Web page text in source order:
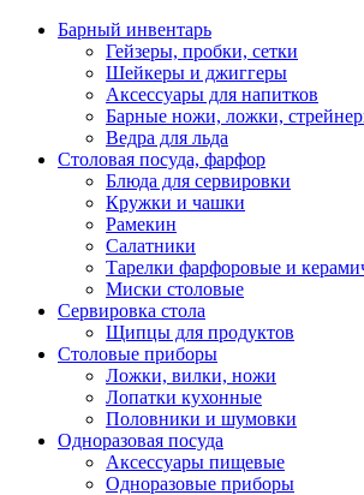
Барный инвентарь
Гейзеры, пробки, сетки
Шейкеры и джиггеры
Аксессуары для напитков
Барные ножи, ложки,
Ведра для льда
Столовая посуда, фарфор
Блюда для сервировки
Кружки и чашки
Рамекин
Салатники
Тарелки фарфоровые и
Миски столовые
Сервировка стола
Щипцы для продуктов
Столовые приборы
Ложки, вилки, ножи
Лопатки кухонные
Половники и шумовки
Одноразовая посуда
Аксессуары пищевые
Одноразовые приборы